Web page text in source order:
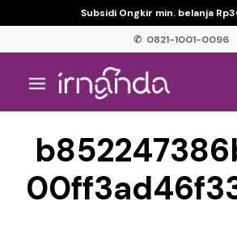
Subsidi Ongkir min. belanja
✆ 0821-1001-0096